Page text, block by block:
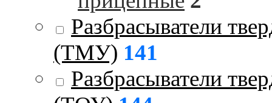
Разбрасыватели
(ТМУ) 141
Разбрасыватели